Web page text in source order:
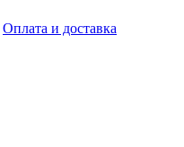
Оплата и доставка